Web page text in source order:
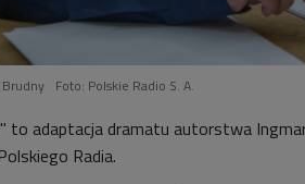
Brudny Foto: Polskie Radio S. A.
to adaptacja dramatu autorstwa
Radia.